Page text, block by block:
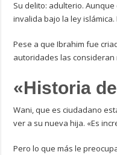
Su delito: adulterio.
invalida bajo la ley
Pese a que Ibrahim fue
autoridades las consideran
«Historia
Wani, que es ciudadano
ver a su nueva hija. «Es
Pero lo que más le